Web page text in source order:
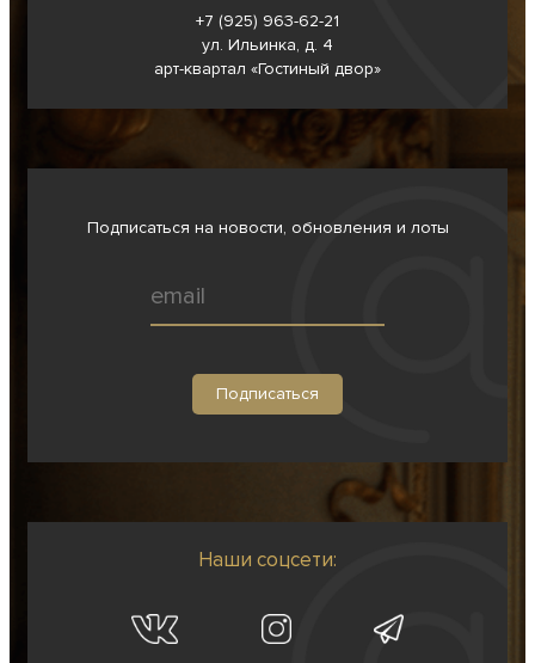
+7 (925) 963-62-21
ул. Ильинка, д. 4
арт-квартал «Гостиный двор»
Подписаться на новости, обновления и лоты
Наши соцсети: